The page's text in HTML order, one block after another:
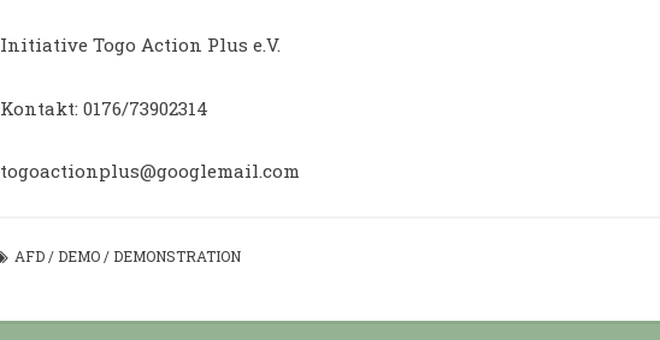
Initiative Togo Action Plus e.V.
Kontakt: 0176/73902314
togoactionplus@googlemail.com
AFD / DEMO / DEMONSTRATION